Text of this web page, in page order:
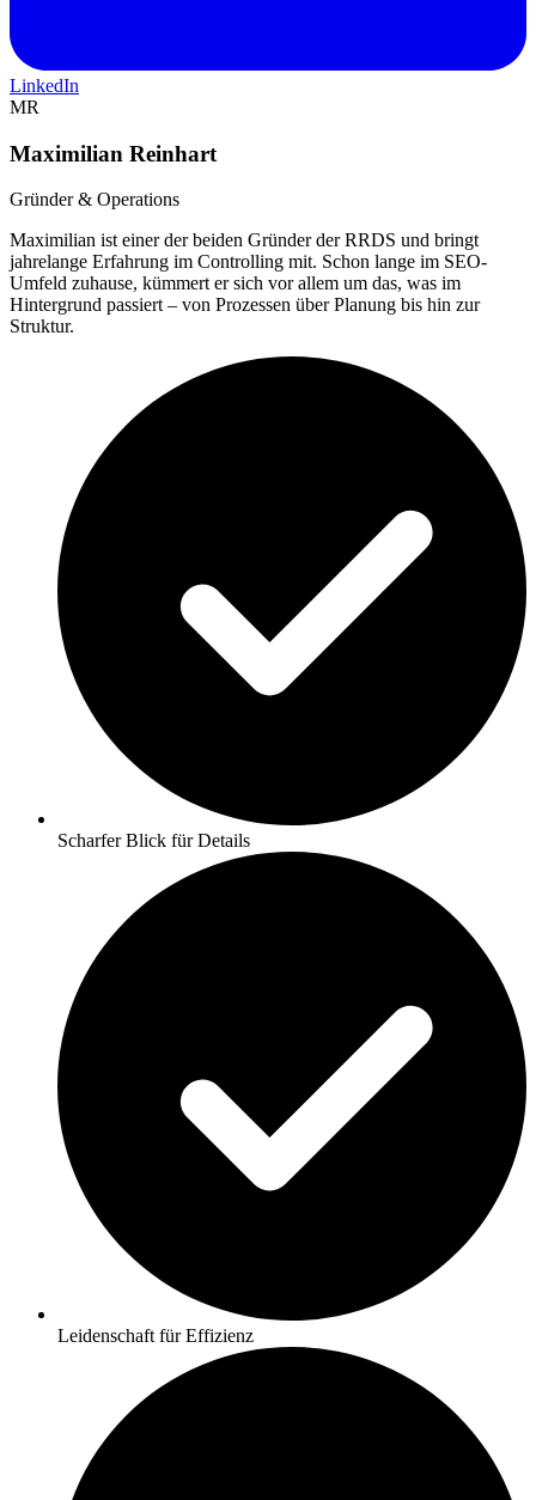
LinkedIn
MR
Maximilian Reinhart
Gründer & Operations
Maximilian ist einer der beiden Gründer der RRDS und bringt
jahrelange Erfahrung im Controlling mit. Schon lange im SEO-
Umfeld zuhause, kümmert er sich vor allem um das, was im
Hintergrund passiert – von Prozessen über Planung bis hin zur
Struktur.
Scharfer Blick für Details
Leidenschaft für Effizienz